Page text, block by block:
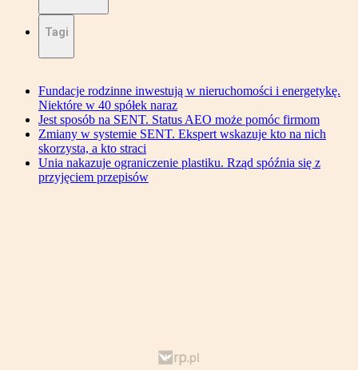
Tagi
Fundacje rodzinne inwestują w nieruchomości i energetykę.
Niektóre w 40 spółek naraz
Jest sposób na SENT. Status AEO może pomóc firmom
Zmiany w systemie SENT. Ekspert wskazuje kto na nich
skorzysta, a kto straci
Unia nakazuje ograniczenie plastiku. Rząd spóźnia się z
przyjęciem przepisów